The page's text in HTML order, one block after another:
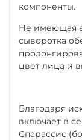
компоненты.
Не имеющая
сыворотка
цвет лица и
Благодаря
включает в
Спарассис